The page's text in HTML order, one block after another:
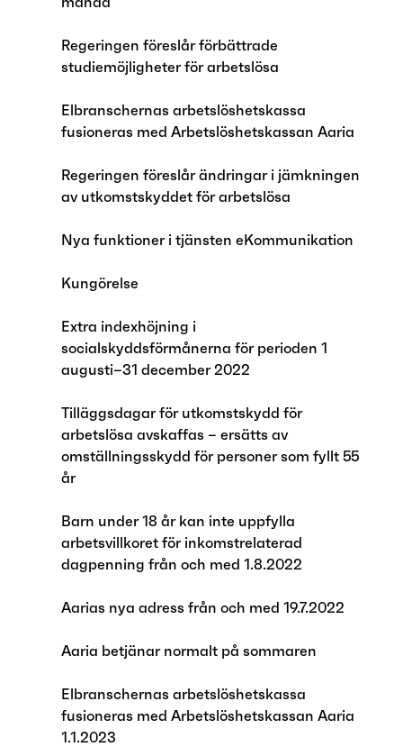
Regeringen föreslår förbättrade
studiemöjligheter för arbetslösa
Elbranschernas arbetslöshetskassa
fusioneras med Arbetslöshetskassan Aaria
Regeringen föreslår ändringar i jämkningen
av utkomstskyddet för arbetslösa
Nya funktioner i tjänsten eKommunikation
Kungörelse
Extra indexhöjning i
socialskyddsförmånerna för perioden 1
augusti–31 december 2022
Tilläggsdagar för utkomstskydd för
arbetslösa avskaffas – ersätts av
omställningsskydd för personer som fyllt 55
år
Barn under 18 år kan inte uppfylla
arbetsvillkoret för inkomstrelaterad
dagpenning från och med 1.8.2022
Aarias nya adress från och med 19.7.2022
Aaria betjänar normalt på sommaren
Elbranschernas arbetslöshetskassa
fusioneras med Arbetslöshetskassan Aaria
1.1.2023